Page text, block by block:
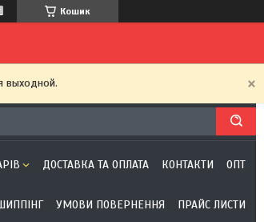
Кошик
выходной.
ДОСТАВКА ТА ОПЛАТА КОНТАКТИ ОПТ
УМОВИ ПОВЕРНЕННЯ ПРАЙС ЛИСТИ